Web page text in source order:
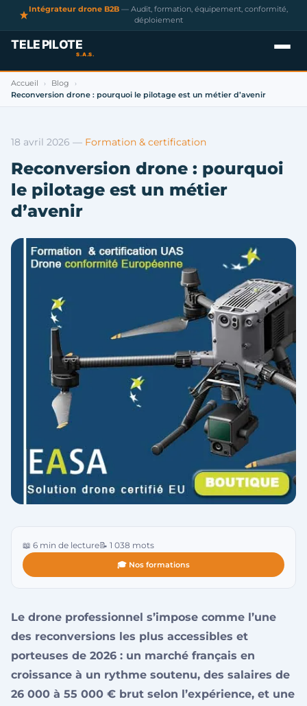
Intégrateur drone B2B — Audit, formation, équipement, conformité,
déploiement
Accueil › Blog ›
Reconversion drone : pourquoi le pilotage est un métier d’avenir
18 avril 2026 — Formation & certification
Reconversion drone : pourquoi
le pilotage est un métier
d’avenir
📖 6 min de lecture📝 1 038 mots
🎓 Nos formations
Le drone professionnel s’impose comme l’une
des reconversions les plus accessibles et
porteuses de 2026 : un marché français en
croissance à un rythme soutenu, des salaires de
26 000 à 55 000 € brut selon l’expérience, et une